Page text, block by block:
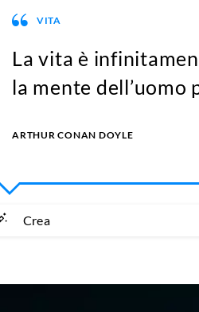
VITA
La vita è
la mente dell’uomo
ARTHUR CONAN DOYLE
Crea